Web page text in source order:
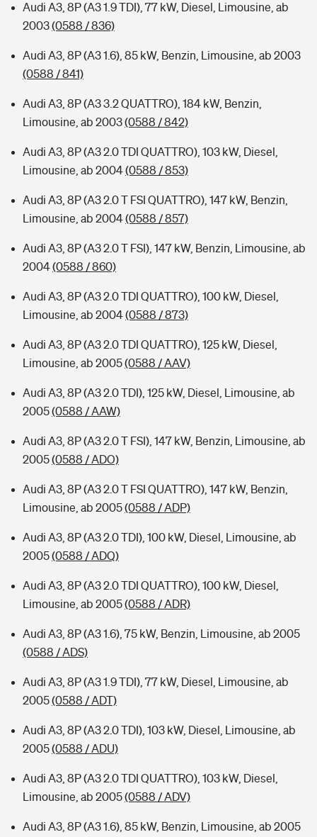
Audi A3, 8P (A3 1.9 TDI), 77 kW, Diesel, Limousine, ab
2003(0588 / 836)
Audi A3, 8P (A3 1.6), 85 kW, Benzin, Limousine, ab 2003
(0588 / 841)
Audi A3, 8P (A3 3.2 QUATTRO), 184 kW, Benzin,
Limousine, ab 2003(0588 / 842)
Audi A3, 8P (A3 2.0 TDI QUATTRO), 103 kW, Diesel,
Limousine, ab 2004(0588 / 853)
Audi A3, 8P (A3 2.0 T FSI QUATTRO), 147 kW, Benzin,
Limousine, ab 2004(0588 / 857)
Audi A3, 8P (A3 2.0 T FSI), 147 kW, Benzin, Limousine, ab
2004(0588 / 860)
Audi A3, 8P (A3 2.0 TDI QUATTRO), 100 kW, Diesel,
Limousine, ab 2004(0588 / 873)
Audi A3, 8P (A3 2.0 TDI QUATTRO), 125 kW, Diesel,
Limousine, ab 2005(0588 / AAV)
Audi A3, 8P (A3 2.0 TDI), 125 kW, Diesel, Limousine, ab
2005(0588 / AAW)
Audi A3, 8P (A3 2.0 T FSI), 147 kW, Benzin, Limousine, ab
2005(0588 / ADO)
Audi A3, 8P (A3 2.0 T FSI QUATTRO), 147 kW, Benzin,
Limousine, ab 2005(0588 / ADP)
Audi A3, 8P (A3 2.0 TDI), 100 kW, Diesel, Limousine, ab
2005(0588 / ADQ)
Audi A3, 8P (A3 2.0 TDI QUATTRO), 100 kW, Diesel,
Limousine, ab 2005(0588 / ADR)
Audi A3, 8P (A3 1.6), 75 kW, Benzin, Limousine, ab 2005
(0588 / ADS)
Audi A3, 8P (A3 1.9 TDI), 77 kW, Diesel, Limousine, ab
2005(0588 / ADT)
Audi A3, 8P (A3 2.0 TDI), 103 kW, Diesel, Limousine, ab
2005(0588 / ADU)
Audi A3, 8P (A3 2.0 TDI QUATTRO), 103 kW, Diesel,
Limousine, ab 2005(0588 / ADV)
Audi A3, 8P (A3 1.6), 85 kW, Benzin, Limousine, ab 2005